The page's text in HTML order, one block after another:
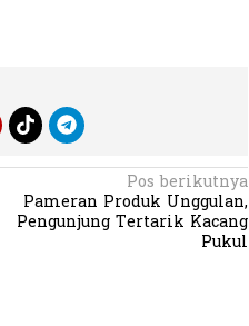
Pos berikutnya
Pameran Produk Unggulan,
Pengunjung Tertarik Kacang
Pukul